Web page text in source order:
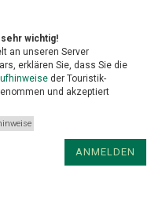
wichtig!
an unseren Server
erklären Sie, dass Sie die
der Touristik-
und akzeptiert
ANMELDEN